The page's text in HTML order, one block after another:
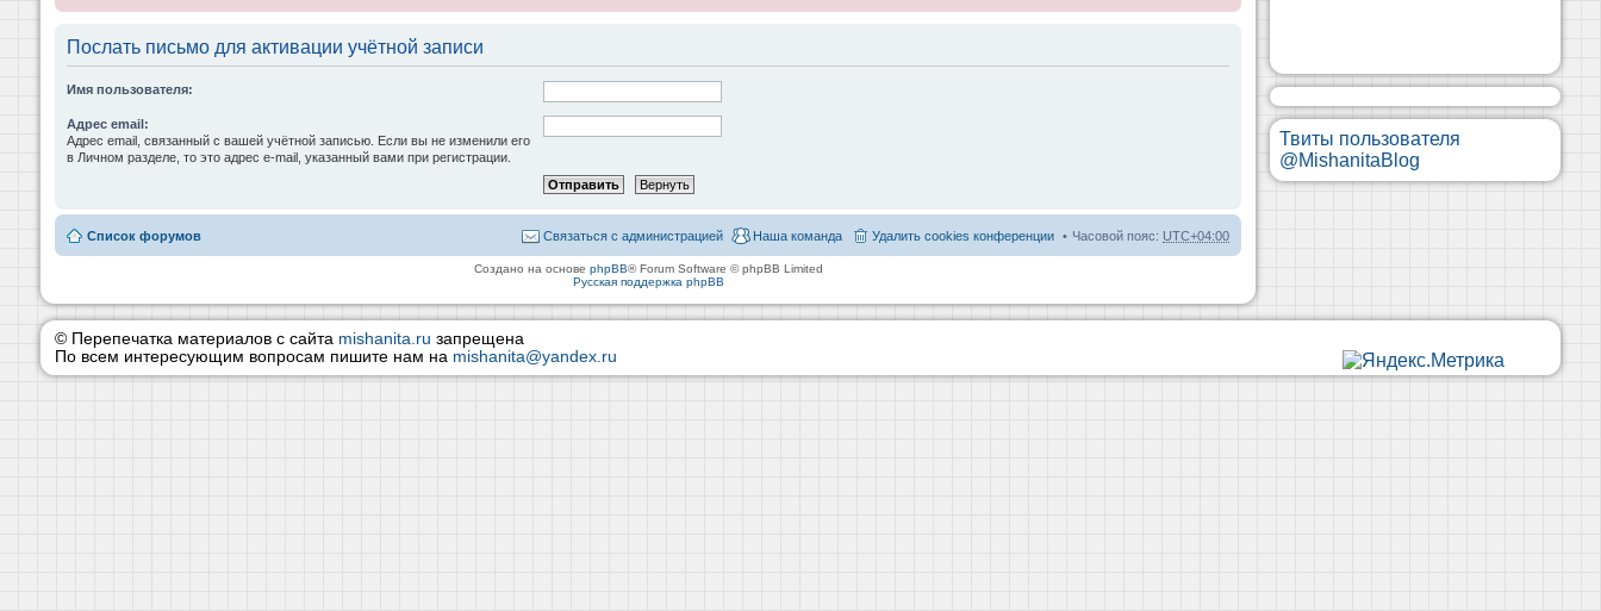
Послать письмо для активации учётной записи
Имя пользователя:
Адрес email:
Адрес email, связанный с вашей учётной записью. Если вы не изменили его
в Личном разделе, то это адрес e-mail, указанный вами при регистрации.
Список форумов Часовой пояс: UTC+04:00
Удалить cookies конференции
Наша команда
Связаться с администрацией
Создано на основе phpBB® Forum Software © phpBB Limited
Русская поддержка phpBB
Твиты пользователя
@MishanitaBlog
© Перепечатка материалов с сайта mishanita.ru запрещена
По всем интересующим вопросам пишите нам на mishanita@yandex.ru